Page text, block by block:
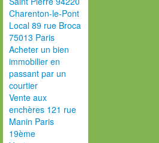
Charenton-le-Pont
Local 89 rue Broca
75013 Paris
Acheter un bien
immobilier en
passant par un
courtier
Vente aux
enchères 121 rue
Manin Paris
19ème